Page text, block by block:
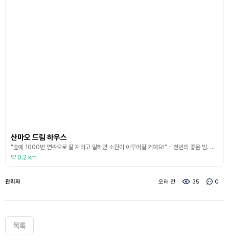
산마오 드림 하우스
"숲에 1000번 연속으로 잘 자라고 말하면 소원이 이루어질 거예요!" - 천번의 좋은 밤. 모모야마 마을 현수교에서 50m 높이에 위치한 이 곳은 영화와 TV 시리즈의 인기 촬영지로 유명해지기 전에 유명한 작가 산마오가 영감을 얻기 위해 잠시 머물렀던 거주지였습니다. 이 붉은 벽돌 목조 주택은 이제 산마오의 작품과 사진을 전시하는 관광 명소가 되었습니다. 그 길에는 Sanmao가 선정한 기사의 표지판이 있어 팬들을 Sanmao의 스토리 기반으로 안내합
약 0.2 km
관리자 오래 전 35 0
목록